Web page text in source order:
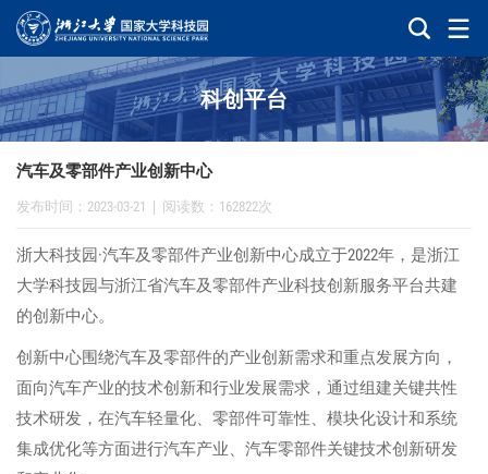
科创平台
汽车及零部件产业创新中心
发布时间：2023-03-21 阅读数：162822次
浙大科技园 ·汽车及零部件产业创新中心成立于2022年，是浙江
大学科技园与浙江省汽车及零部件产业科技创新服务平台共建
的创新中心。
创新中心围绕汽车及零部件的产业创新需求和重点发展方向，
面向汽车产业的技术创新和行业发展需求，通过组建关键共性
技术研发，在汽车轻量化、零部件可靠性、模块化设计和系统
集成优化等方面进行汽车产业、汽车零部件关键技术创新研发